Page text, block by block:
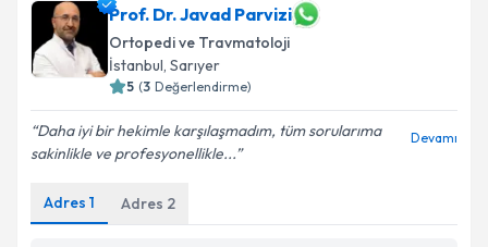
için bir takvim hazırlandığında e-posta ile
bilgilendireceğiz.
E-posta Adresiniz
Metni'ni okudum ve kişisel verilerimin belirtilen
kapsamda işlenmesini kabul ediyorum.
Prof. Dr. Javad Parvizi
Ortopedi ve Travmatoloji
İstanbul, Sarıyer
5 (3 Değerlendirme)
Daha iyi bir hekimle karşılaşmadım, tüm sorularıma
sakinlikle ve profesyonellikle...
Devamı
Adres 1 Adres 2